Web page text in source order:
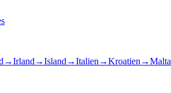
→Irland →Island →Italien →Kroatien →Malta